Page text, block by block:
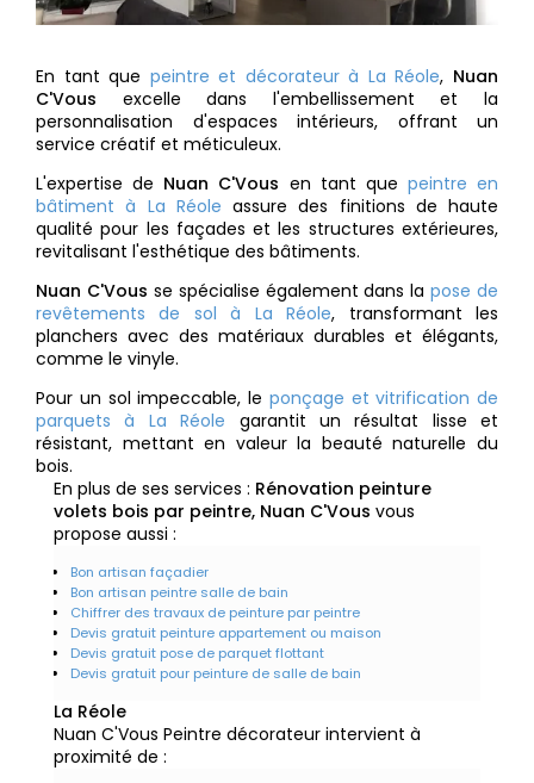
En tant que peintre et décorateur à La Réole, Nuan
C'Vous excelle dans l'embellissement et la
personnalisation d'espaces intérieurs, offrant un
service créatif et méticuleux.
L'expertise de Nuan C'Vous en tant que peintre en
bâtiment à La Réole assure des finitions de haute
qualité pour les façades et les structures extérieures,
revitalisant l'esthétique des bâtiments.
Nuan C'Vous se spécialise également dans lapose de
revêtements de sol à La Réole, transformant les
planchers avec des matériaux durables et élégants,
comme le vinyle.
Pour un sol impeccable, le ponçage et vitrification de
parquets à La Réole garantit un résultat lisse et
résistant, mettant en valeur la beauté naturelle du
bois.
En plus de ses services : Rénovation peinture
volets bois par peintre, Nuan C'Vous vous
propose aussi :
Bon artisan façadier
Bon artisan peintre salle de bain
Chiffrer des travaux de peinture par peintre
Devis gratuit peinture appartement ou maison
Devis gratuit pose de parquet flottant
Devis gratuit pour peinture de salle de bain
La Réole
Nuan C'Vous Peintre décorateur intervient à
proximité de :